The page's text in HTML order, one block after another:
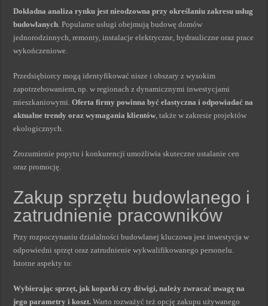
Dokładna analiza rynku jest nieodzowna przy określaniu zakresu usług
budowlanych. Popularne usługi obejmują budowę domów
jednorodzinnych, remonty, instalacje elektryczne, hydrauliczne oraz prace
wykończeniowe.
Przedsiębiorcy mogą identyfikować nisze i obszary z wysokim
zapotrzebowaniem, np. w regionach z dynamicznymi inwestycjami
mieszkaniowymi.Oferta firmy powinna być elastyczna i odpowiadać na
aktualne trendy oraz wymagania klientów, także w zakresie projektów
ekologicznych.
Zrozumienie popytu i konkurencji umożliwia skuteczne ustalanie cen
oraz promocję.
Zakup sprzętu budowlanego i
zatrudnienie pracowników
Przy rozpoczynaniu działalności budowlanej kluczowa jest inwestycja w
odpowiedni sprzęt oraz zatrudnienie wykwalifikowanego personelu.
Istotne aspekty to:
Wybierając sprzęt, jak koparki czy dźwigi, należy zwracać uwagę na
jego parametry i koszt. Warto rozważyć też opcję zakupu używanego